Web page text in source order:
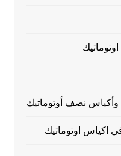
وأكياس نصف أوتوماتيك
اكياس اوتوماتيك